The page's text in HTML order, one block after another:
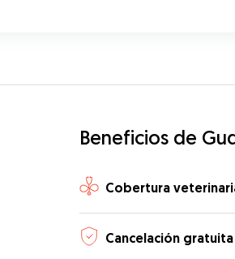
Beneficios de
Cobertura
Cancelación gratuita